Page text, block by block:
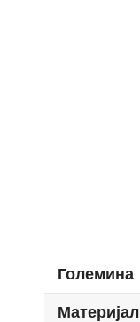
Големина
Материјал